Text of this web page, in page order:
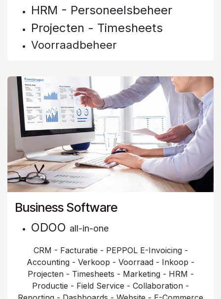
HRM - Personeelsbeheer
Projecten - Timesheets
Voorraadbeheer
Business Software
ODOO all-in-one
CRM - Facturatie - PEPPOL E-Invoicing -
Accounting - Verkoop - Voorraad - Inkoop -
Projecten - Timesheets - Marketing - HRM -
Productie - Field Service - Collaboration -